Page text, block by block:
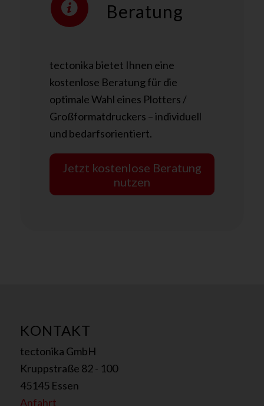
Beratung
tectonika bietet Ihnen eine
kostenlose Beratung für die
optimale Wahl eines Plotters /
Großformatdruckers – individuell
und bedarfsorientiert.
Jetzt kostenlose Beratung
nutzen
KONTAKT
tectonika GmbH
Kruppstraße 82 - 100
45145 Essen
Anfahrt